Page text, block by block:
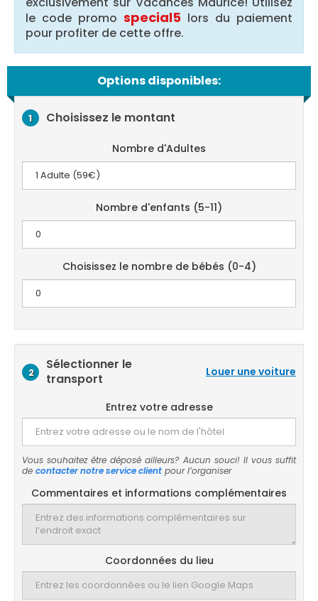
le code promo special5 lors du paiement
pour profiter de cette offre.
Options disponibles:
1 Choisissez le montant
Nombre d'Adultes
Nombre d'enfants (5-11)
Choisissez le nombre de bébés (0-4)
2
Sélectionner le
transport
Louer une voiture
Entrez votre adresse
Vous souhaitez être déposé ailleurs? Aucun souci! Il vous suffit
de contacter notre service client pour l’organiser
Commentaires et informations complémentaires
Coordonnées du lieu